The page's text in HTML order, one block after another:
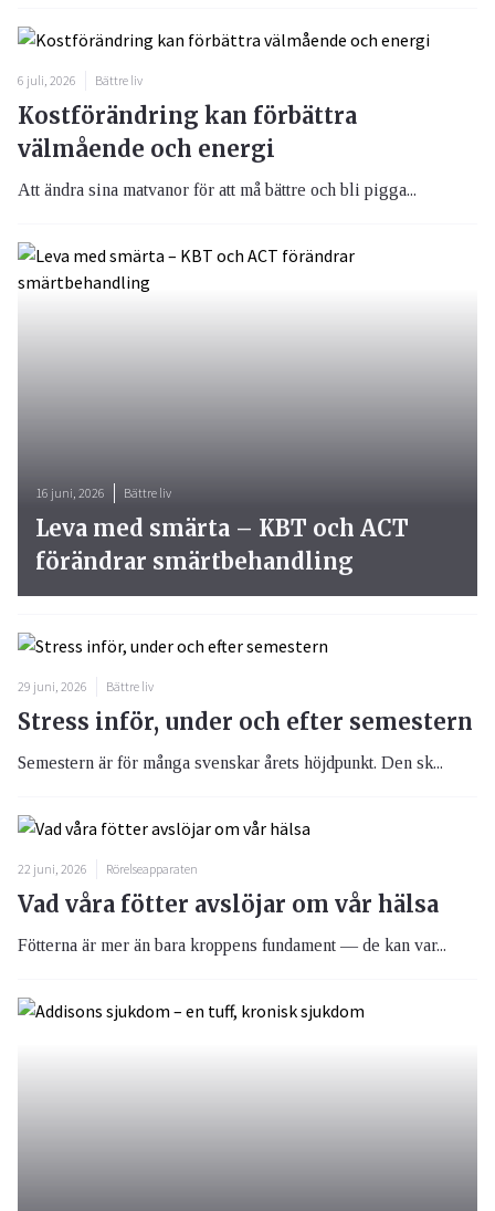
6 juli, 2026 Bättre liv
Kostförändring kan förbättra
välmående och energi
Att ändra sina matvanor för att må bättre och bli pigga...
29 juni, 2026 Bättre liv
Stress inför, under och efter semestern
Semestern är för många svenskar årets höjdpunkt. Den sk...
22 juni, 2026 Rörelseapparaten
Vad våra fötter avslöjar om vår hälsa
Fötterna är mer än bara kroppens fundament — de kan var...
16 juni, 2026 Bättre liv
Leva med smärta – KBT och ACT
förändrar smärtbehandling